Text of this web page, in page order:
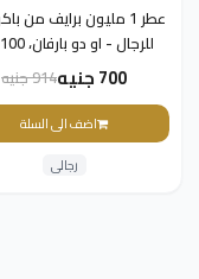
عطر 1 مليون برايف من
للرجال - او دو بارفان، 100 مل
700 جنيه 914 جنيه
اضف الى السلة
رجالى